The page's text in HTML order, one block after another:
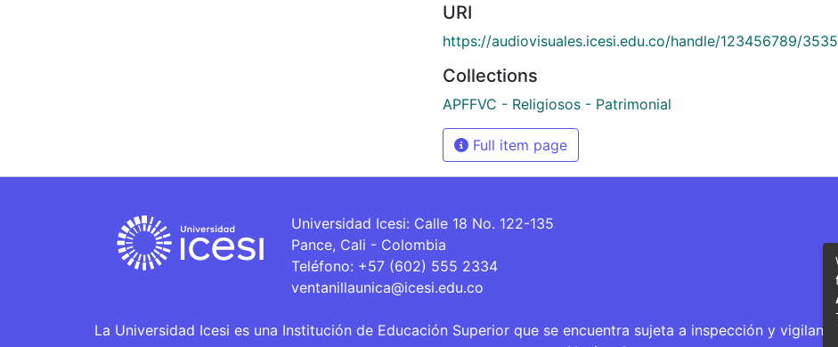
URI
https://audiovisuales.icesi.edu.co/handle/123456789/
Collections
APFFVC - Religiosos - Patrimonial
Full item page
Universidad Icesi: Calle 18 No. 122-135
Pance, Cali - Colombia
Teléfono: +57 (602) 555 2334
ventanillaunica@icesi.edu.co
La Universidad Icesi es una Institución de Educación Superior que se encuentra sujeta a inspección y